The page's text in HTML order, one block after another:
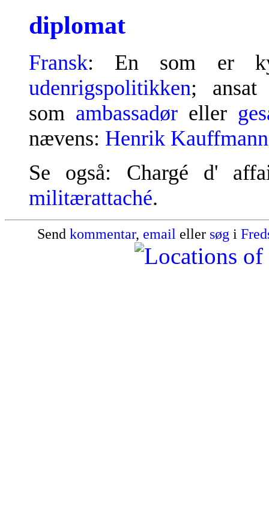
diplomat
Fransk: En som er
udenrigspolitikken; ansat
som ambassadøreller
nævens: Henrik Kauffmann
Se også: Chargé d'
militærattaché.
Send kommentar, email eller søg i